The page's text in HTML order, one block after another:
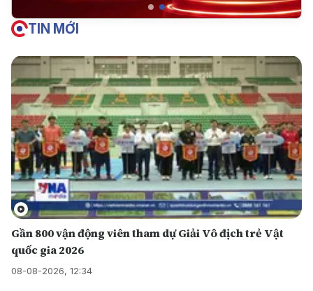
TIN MỚI
Gần 800 vận động viên tham dự Giải Vô địch trẻ Vật
quốc gia 2026
08-08-2026, 12:34